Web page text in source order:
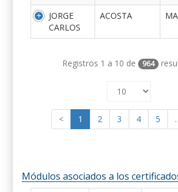
JORGE
CARLOS
ACOSTA
Registros 1 a 10 de 964
< 1 2 3 4 5
Módulos asociados a los